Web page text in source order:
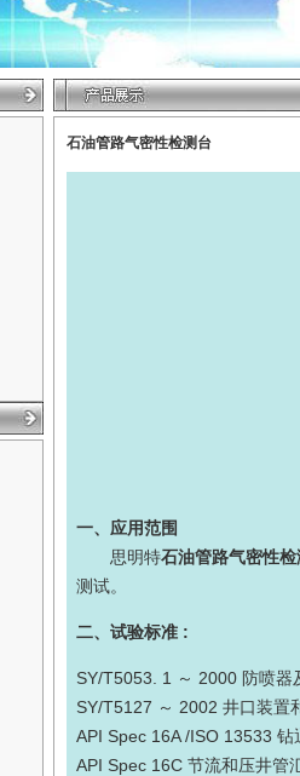
石油管路气密性检测台
一、应用范围
思明特石油管路气密性检
测试。
二、试验标准 :
SY/T5053. 1 ～ 2000 防喷器
SY/T5127 ～ 2002 井口装置
API Spec 16A /ISO 13533 钻
API Spec 16C 节流和压井管